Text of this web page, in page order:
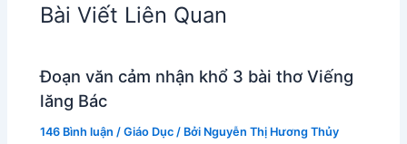
Bài Viết Liên Quan
Đoạn văn cảm nhận khổ 3 bài thơ Viếng
lăng Bác
146 Bình luận /Giáo Dục / Bởi Nguyễn Thị Hương Thủy